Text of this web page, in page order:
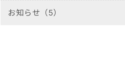
お知らせ（5）